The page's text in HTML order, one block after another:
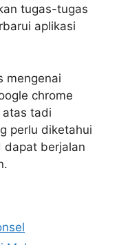
tugas-tugas
aplikasi
mengenai
chrome
atas tadi
perlu diketahui
dapat berjalan